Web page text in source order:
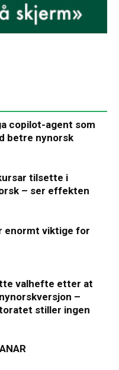
copilot-agent som
betre nynorsk
tilsette i
– ser effekten
enormt viktige for
valhefte etter at
–
stiller ingen